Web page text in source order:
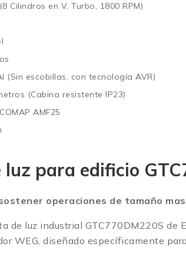
Cilindros en V, Turbo, 1800 RPM)
(Sin escobillas, con tecnología AVR)
(Cabina resistente IP23)
AMF25
para edificio
operaciones de tamaño
de luz industrial GTC770DM220S de
WEG, diseñado específicamente